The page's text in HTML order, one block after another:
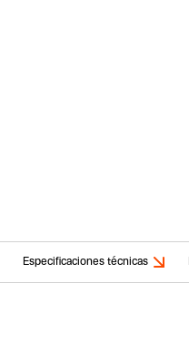
Especificaciones técnicas